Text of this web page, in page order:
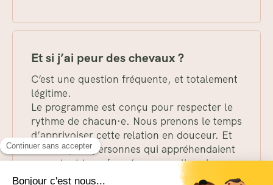
Et si j’ai peur des chevaux ?
C’est une question fréquente, et totalement
légitime.
Le programme est conçu pour respecter le
rythme de chacun·e. Nous prenons le temps
d’apprivoiser cette relation en douceur. Et
souvent, les personnes qui appréhendaient
ressortent transformées par ce lien si
particulier.